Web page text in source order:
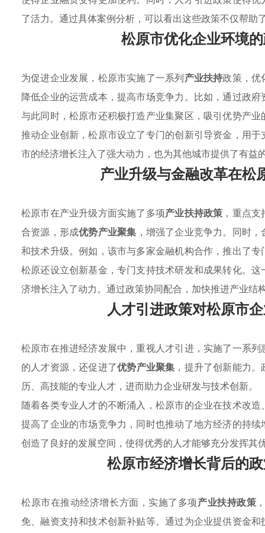
了活力。通过具体案例分析，可以看出这些政策不仅帮
松原市优化企业环境
为促进企业发展，松原市实施了一系列产业扶持政策，优
降低企业的运营成本，提高市场竞争力。比如，通过政
与此同时，松原市还积极打造产业集聚区，吸引优势产
推动企业创新，松原市设立了专门的创新引导资金，用
市的经济增长注入了强大动力，也为其他城市提供了有益
产业升级与金融改革在松
松原市在产业升级方面实施了多项产业扶持政策 ，重点
合资源，形成优势产业聚集 ，增强了企业竞争力。同时
和技术升级。例如，该市与多家金融机构合作，推出了
松原还设立创新基金，专门支持技术研发和成果转化。
济增长注入了动力。通过政策协同配合，加快推进产业
人才引进政策对松原市
松原市在推进经济发展中，重视人才引进，实施了一系列
的人才资源，还促进了优势产业聚集 ，提升了创新能力
历、高技能的专业人才，进而助力企业研发与技术创新。
随着各类专业人才的不断涌入，松原市的企业在技术改
提高了企业的市场竞争力，同时也推动了地方经济的持
创造了良好的发展空间，使得优秀的人才能够充分发挥其
松原市经济增长背后的
松原市在推动经济增长方面，实施了多项产业扶持政策
免、融资支持和技术创新补贴等。通过为企业提供资金